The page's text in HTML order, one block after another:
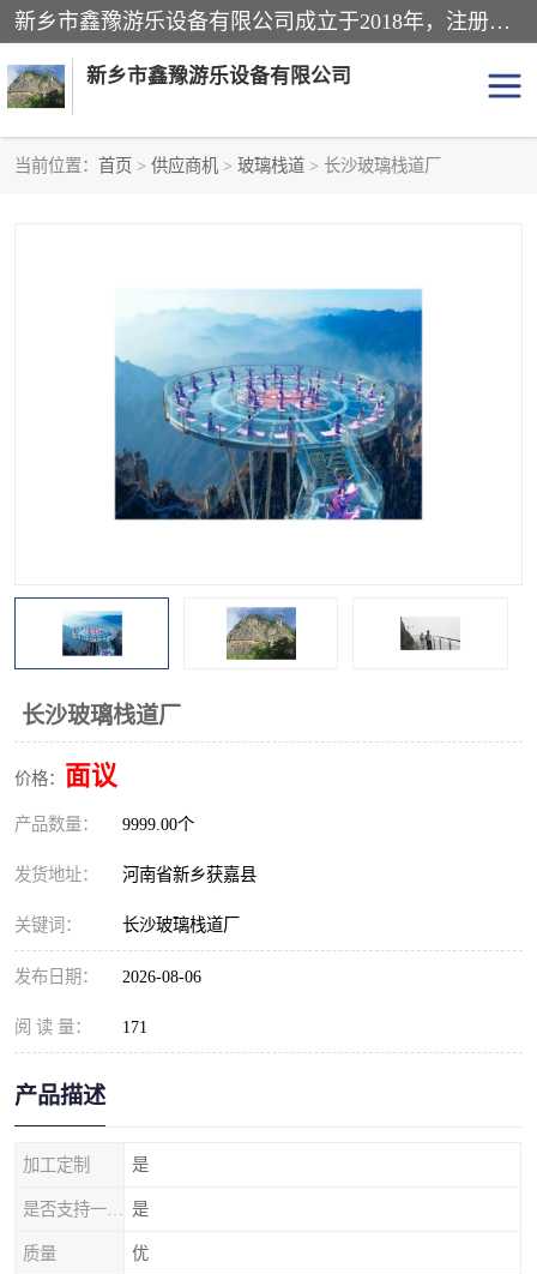
新乡市鑫豫游乐设备有限公司成立于2018年，注册地位于河南省。经营范围包括游乐设备、滑索、滑道、空中自行车、吊桥、拓展器材、攀岩器材、趣桥、悬崖秋千、网红桥、儿童乐园设备、水上乐园设备、丛林穿越设备、音乐呐喊设备、轨道滑车、栈道、玻璃滑道、观景平台、景观包装的设计、制造、销售、安装、维修，景区策划服务。
新乡市鑫豫游乐设备有限公司
当前位置： 首页 > 供应商机 > 玻璃栈道 > 长沙玻璃栈道厂
长沙玻璃栈道厂
价格： 面议
产品数量： 9999.00个
发货地址： 河南省新乡获嘉县
关键词： 长沙玻璃栈道厂
发布日期： 2026-08-06
阅 读 量： 171
产品描述
加工定制 是
是
质量 优
水上乐园设备
攀岩器材
空中自行车
玻璃滑道
拓展器材 丛林穿越设备
玻璃栈道